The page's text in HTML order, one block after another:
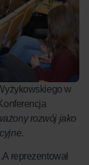
w
rozwój jako
.
reprezentował